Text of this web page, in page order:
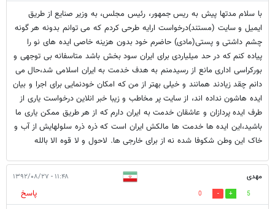
با سلام مدتها پیش به ریس جمهور، رئیس مجلس، به وزیر صنایع از طریق
ایمیل و سایت (مستند)درخواست ارایه طرحی کردم که می توانم بدونه هر گونه
چشم داشتی و پستی(مادی) حاضرم خود بدون هزینه خاصی ایده های نو را
پیاده کنم که در حد میلیاردی برای ایران سود بخش باشد متاسفانه بی توجهی و
بورکراسی اداری مانع از رسیدمنم به هدف خدمت به ایران اسلامی شد،حال می
دانم چقد زیادند همانند و خیلی بهتر از من که امکان خودنمایی برای اجرا و بیان
ایده هاشون نداده اند، از سایت پر مخاطب و زیبا خبر انلاین درخواست یاری از
طرف ایده پردازان و عاشقان خدمت به ایران دارم که از هر طریق ممکن یاری ما
باشید،این ایده ها خدمت ها مالکش ایران است که ذره ذره سلولهایش از آب و
خاک این وطن شکوفا شده نه از برای خارجی ها. لاحول و لا قوه الا بالله
مهدی ۱۱:۴۸ - ۱۳۹۲/۰۸/۲۷
5
0 پاسخ